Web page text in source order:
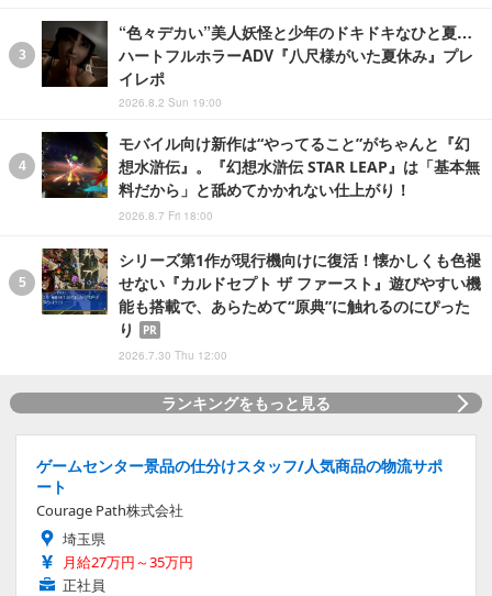
“色々デカい”美人妖怪と少年のドキドキなひと夏…
ハートフルホラーADV『八尺様がいた夏休み』プレ
イレポ
2026.8.2 Sun 19:00
モバイル向け新作は“やってること”がちゃんと『幻
想水滸伝』。『幻想水滸伝 STAR LEAP』は「基本無
料だから」と舐めてかかれない仕上がり！
2026.8.7 Fri 18:00
シリーズ第1作が現行機向けに復活！懐かしくも色褪
せない『カルドセプト ザ ファースト』遊びやすい機
能も搭載で、あらためて“原典”に触れるのにぴった
り
PR
2026.7.30 Thu 12:00
ランキングをもっと見る
ゲームセンター景品の仕分けスタッフ/人気商品の物流サポ
ート
Courage Path株式会社
埼玉県
月給27万円～35万円
正社員